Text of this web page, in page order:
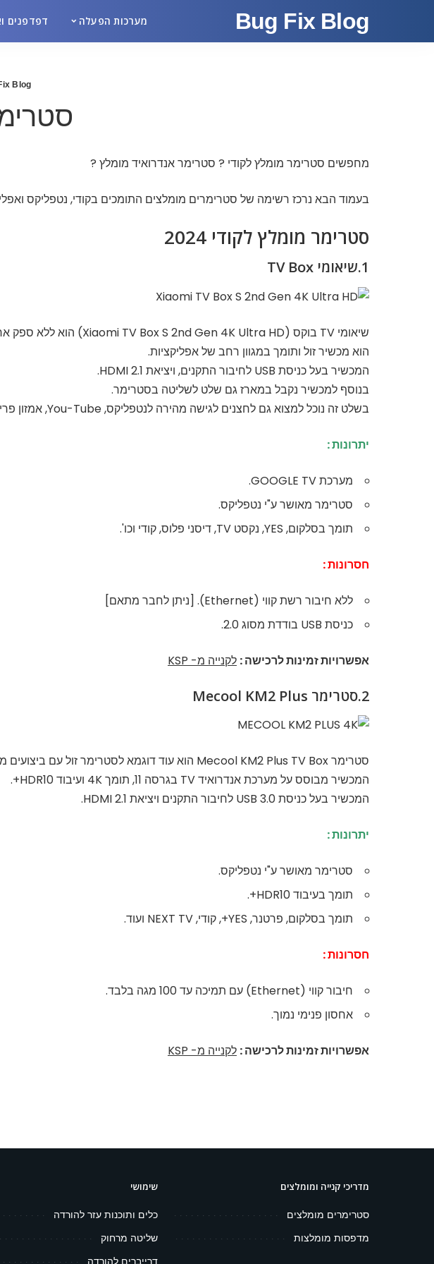
Bug Fix Blog מערכות הפעלה דפדפנים
Blog
מחפשים סטרימר מומלץ לקודי ? סטרימר אנדרואיד מומלץ ?
בעמוד הבא נרכז רשימה של סטרימרים מומלצים התומכים בקודי, נטפליקס
סטרימר מומלץ לקודי 2024
1.שיאומי TV Box
שיאומי TV בוקס (Xiaomi TV Box S 2nd Gen 4K Ultra HD) הוא ללא ספק אחת הבחירות הטובות ביותר עבור קודי.
הוא מכשיר זול ותומך במגוון רחב של אפליקציות.
המכשיר בעל כניסת USB לחיבור התקנים, ויציאת HDMI 2.1.
בנוסף למכשיר נקבל במארז גם שלט לשליטה בסטרימר.
בשלט זה נוכל למצוא גם לחצנים לגישה מהירה לנטפליקס, You-Tube, אמזון פריים וגוגל Assistant.
יתרונות :
מערכתGOOGLE TV
.
סטרימר מאושר ע"י נטפליקס.
תומך בסלקום, YES, נקסט TV, דיסני פלוס, קודי וכו'.
חסרונות :
ללא חיבור רשת קווי (Ethernet). [ניתן לחבר מתאם]
כניסת USB בודדת מסוג 2.0.
אפשרויות זמינות לרכישה : לקנייה מ- KSP
2.סטרימר Mecool KM2 Plus
סטרימר Mecool KM2 Plus TV Box הוא עוד דוגמא לסטרימר זול עם ביצועים מעולים שמתאים לשוק הישראלי.
המכשיר מבוסס על מערכת אנדרואיד TV בגרסה 11, תומך 4K ועיבוד HDR10+.
המכשיר בעל כניסת USB 3.0 לחיבור התקנים ויציאת HDMI 2.1.
יתרונות :
סטרימר מאושר ע"י נטפליקס.
תומך בעיבוד HDR10+.
תומך בסלקום, פרטנר, YES+, קודי, NEXT TV ועוד.
חסרונות :
חיבור קווי (Ethernet) עם תמיכה עד 100 מגה בלבד.
אחסון פנימי נמוך.
אפשרויות זמינות לרכישה : לקנייה מ- KSP
מדריכי קנייה ומומלצים
סטרימרים מומלצים
מדפסות מומלצות
שימושי
כלים ותוכנות עזר להורדה
שליטה מרחוק
דרייברים להורדה